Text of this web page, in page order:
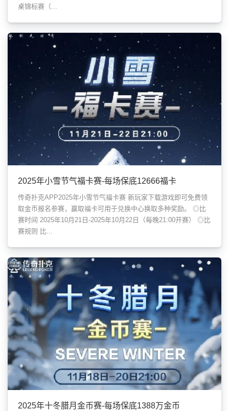
桌锦标赛（...
2025年小雪节气福卡赛-每场保底12666福卡
传奇扑克APP2025年小雪节气福卡赛 新玩家下载游戏即可免费领
取金币报名参赛，赢取福卡可用于兑换中心换取多种奖励。 ◎比
赛时间 2025年10月21日-2025年10月22日（每晚21:00开赛） ◎比
赛规则 比...
2025年十冬腊月金币赛-每场保底1388万金币